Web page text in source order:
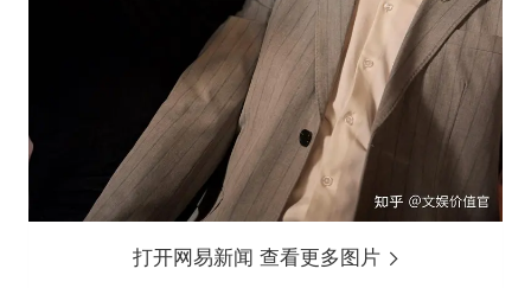
打开网易新闻 查看更多图片